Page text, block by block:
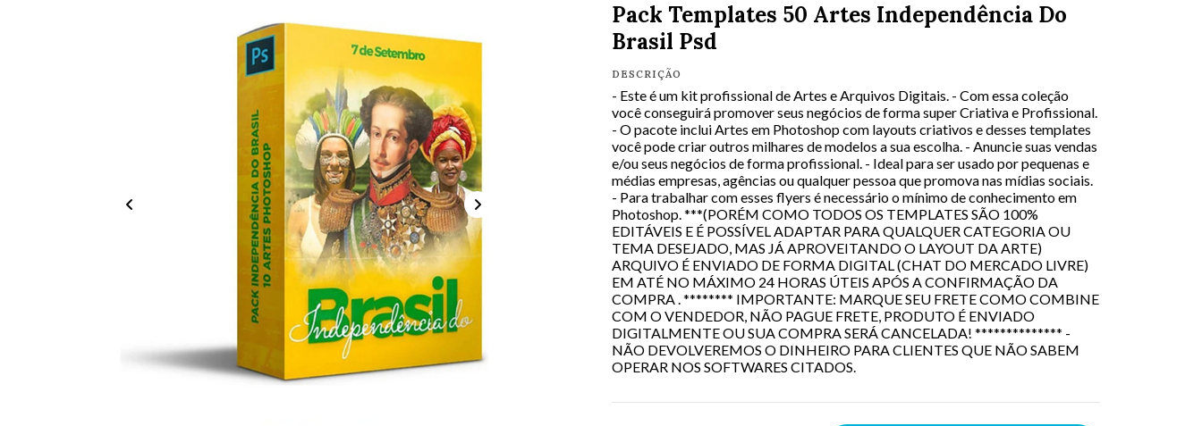
Pack Templates 50 Artes Independência Do
Brasil Psd
DESCRIÇÃO
- Este é um kit profissional de Artes e Arquivos Digitais. - Com essa coleção
você conseguirá promover seus negócios de forma super Criativa e Profissional.
- O pacote inclui Artes em Photoshop com layouts criativos e desses templates
você pode criar outros milhares de modelos a sua escolha. - Anuncie suas vendas
e/ou seus negócios de forma profissional. - Ideal para ser usado por pequenas e
médias empresas, agências ou qualquer pessoa que promova nas mídias sociais.
- Para trabalhar com esses flyers é necessário o mínimo de conhecimento em
Photoshop. ***(PORÉM COMO TODOS OS TEMPLATES SÃO 100%
EDITÁVEIS E É POSSÍVEL ADAPTAR PARA QUALQUER CATEGORIA OU
TEMA DESEJADO, MAS JÁ APROVEITANDO O LAYOUT DA ARTE)
ARQUIVO É ENVIADO DE FORMA DIGITAL (CHAT DO MERCADO LIVRE)
EM ATÉ NO MÁXIMO 24 HORAS ÚTEIS APÓS A CONFIRMAÇÃO DA
COMPRA . ******** IMPORTANTE: MARQUE SEU FRETE COMO COMBINE
COM O VENDEDOR, NÃO PAGUE FRETE, PRODUTO É ENVIADO
DIGITALMENTE OU SUA COMPRA SERÁ CANCELADA! ************** -
NÃO DEVOLVEREMOS O DINHEIRO PARA CLIENTES QUE NÃO SABEM
OPERAR NOS SOFTWARES CITADOS.